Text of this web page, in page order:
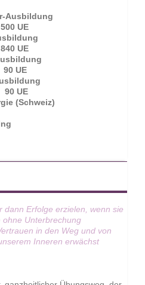
Ausbildung
UE
UE
(Schweiz)
dann Erfolge erzielen, wenn sie
Unterbrechung
in den Weg und von
Inneren erwächst